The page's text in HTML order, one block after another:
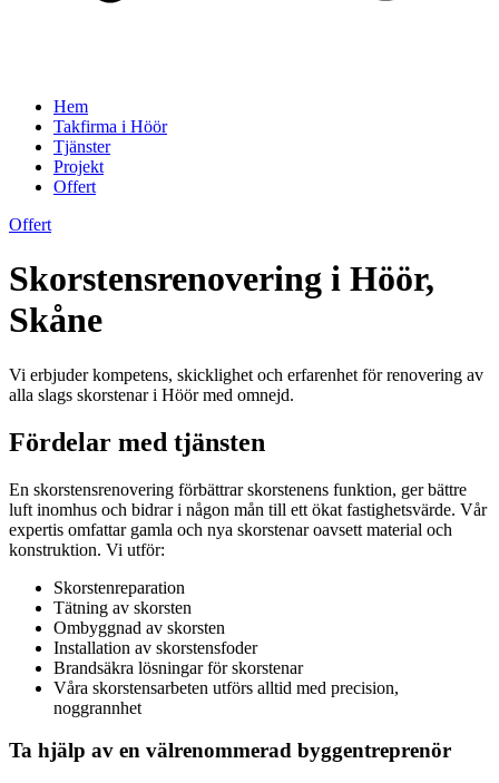
Hem
Takfirma i Höör
Tjänster
Projekt
Offert
Offert
Skorstensrenovering i Höör,
Skåne
Vi erbjuder kompetens, skicklighet och erfarenhet för renovering av
alla slags skorstenar i Höör med omnejd.
Fördelar med tjänsten
En skorstensrenovering förbättrar skorstenens funktion, ger bättre
luft inomhus och bidrar i någon mån till ett ökat fastighetsvärde. Vår
expertis omfattar gamla och nya skorstenar oavsett material och
konstruktion. Vi utför:
Skorstenreparation
Tätning av skorsten
Ombyggnad av skorsten
Installation av skorstensfoder
Brandsäkra lösningar för skorstenar
Våra skorstensarbeten utförs alltid med precision,
noggrannhet
Ta hjälp av en välrenommerad byggentreprenör